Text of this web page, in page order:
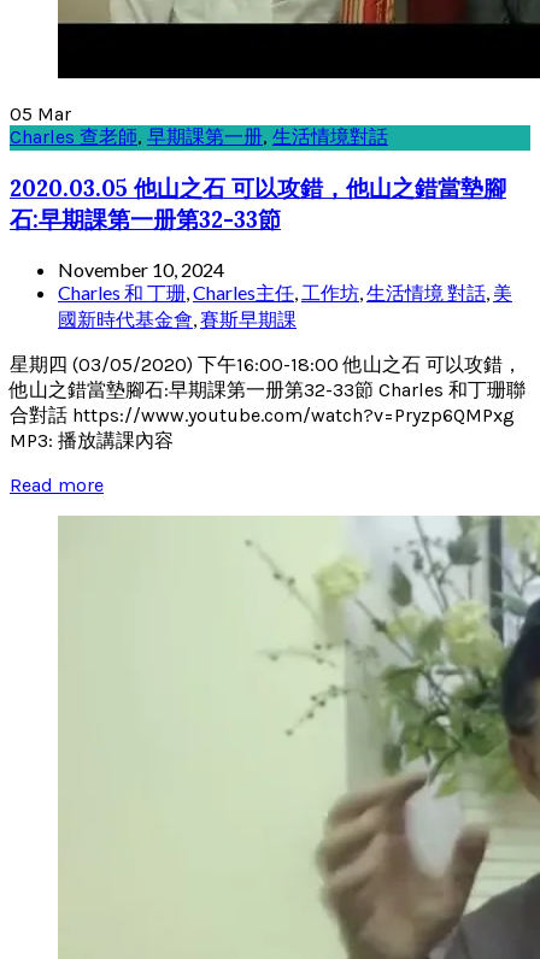
05 Mar
Charles 查老師, 早期課第一册, 生活情境對話
2020.03.05 他山之石 可以攻錯，他山之錯當墊腳
石:早期課第一册第32-33節
November 10, 2024
Charles 和 丁珊,Charles主任, 工作坊,生活情境 對話, 美
國新時代基金會,賽斯早期課
星期四 (03/05/2020) 下午16:00-18:00 他山之石 可以攻錯，
他山之錯當墊腳石:早期課第一册第32-33節 Charles 和丁珊聯
合對話 https://www.youtube.com/watch?v=Pryzp6QMPxg
MP3: 播放講課內容
Read more